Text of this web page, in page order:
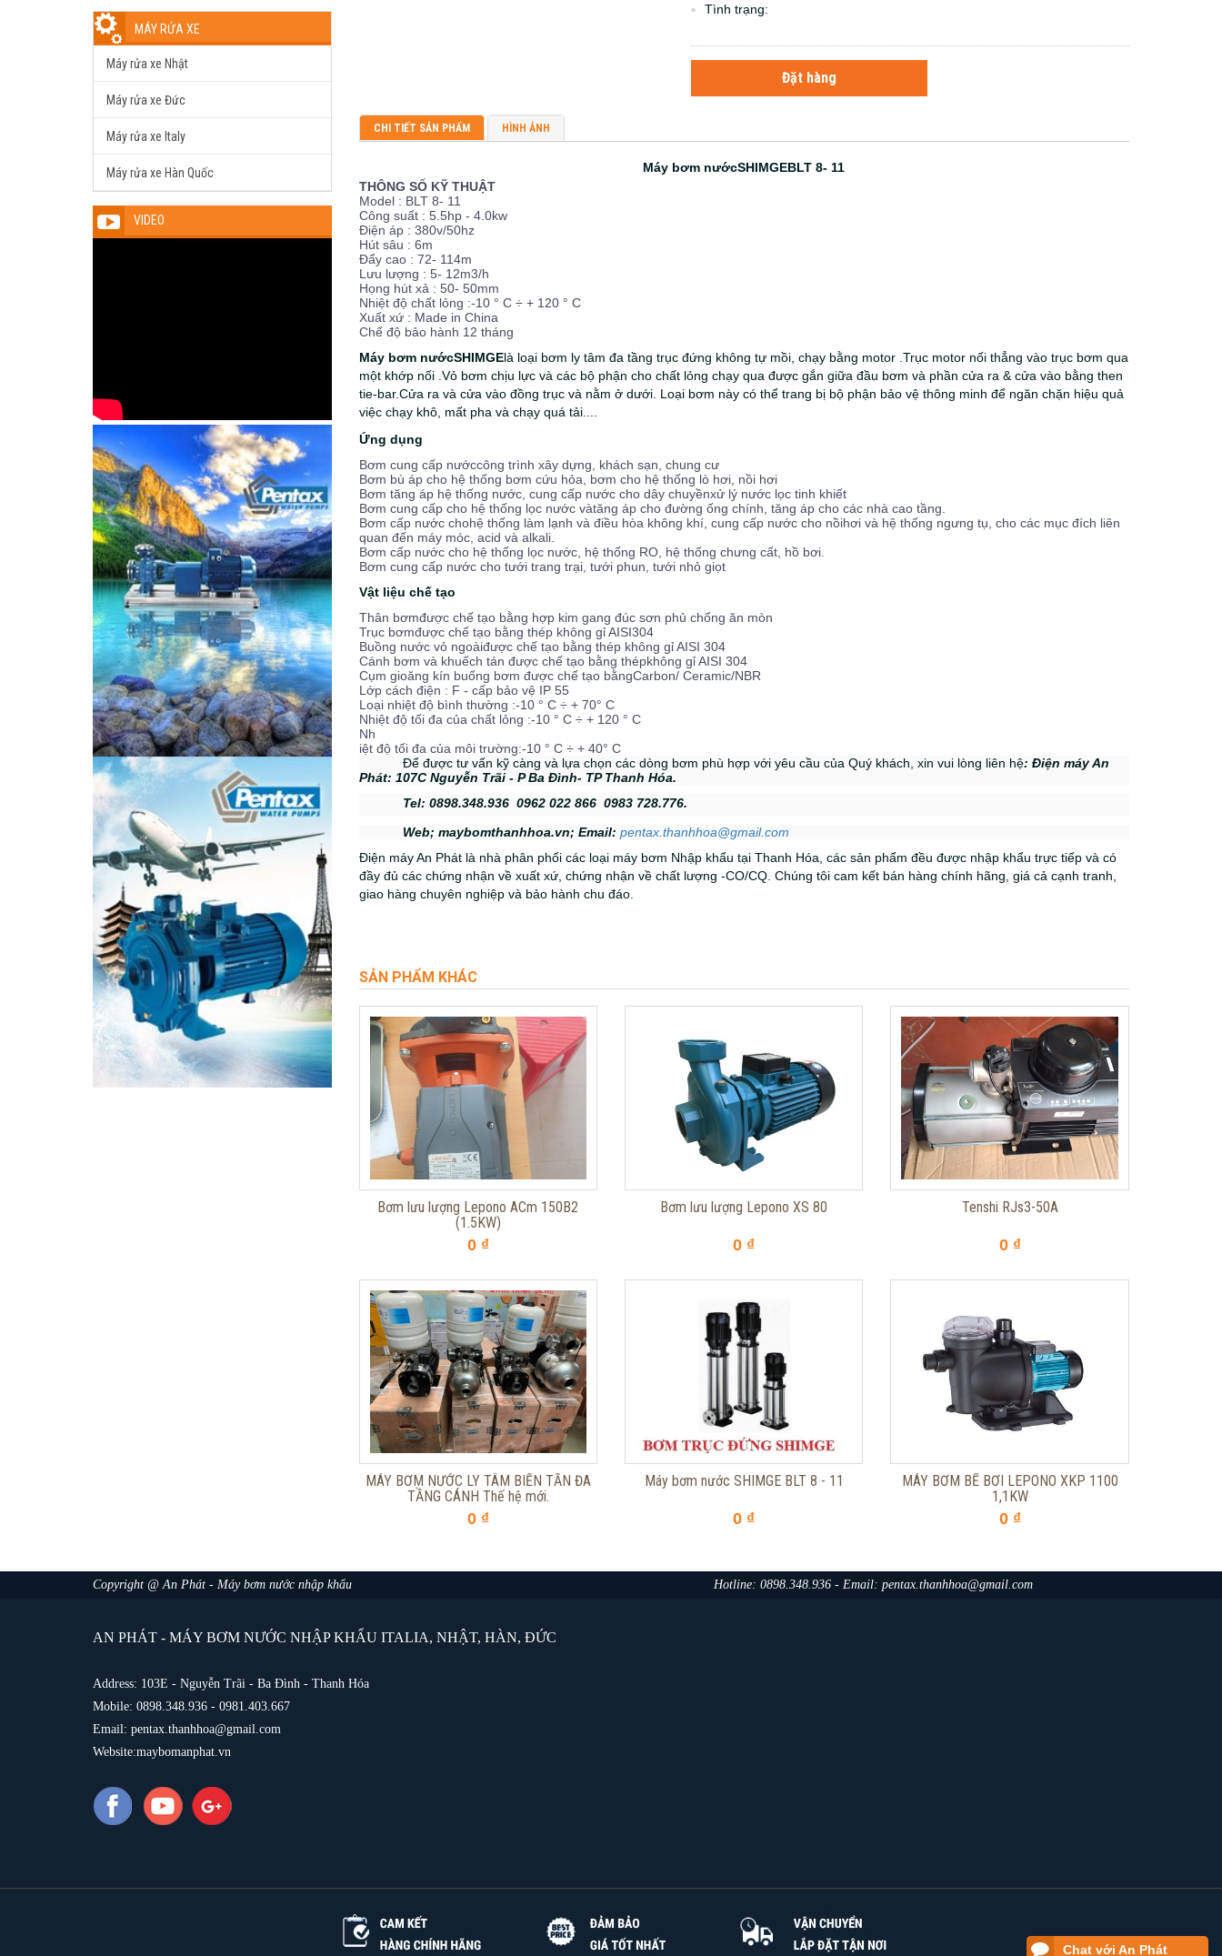
Chat với An Phát
MÁY RỬA XE
Máy rửa xe Nhật
Máy rửa xe Đức
Máy rửa xe Italy
Máy rửa xe Hàn Quốc
VIDEO
Tình trạng:
Đặt hàng
CHI TIẾT SẢN PHẨM HÌNH ẢNH
Máy bơm nướcSHIMGEBLT 8- 11
THÔNG SỐ KỸ THUẬT
Model : BLT 8- 11
Công suất : 5.5hp - 4.0kw
Điện áp : 380v/50hz
Hút sâu : 6m
Đẩy cao : 72- 114m
Lưu lượng : 5- 12m3/h
Họng hút xả : 50- 50mm
Nhiệt độ chất lỏng :-10 ° C ÷ + 120 ° C
Xuất xứ : Made in China
Chế độ bảo hành 12 tháng
Máy bơm nướcSHIMGElà loại bơm ly tâm đa tầng trục đứng không tự mồi, chạy bằng motor .Trục motor nối thẳng vào trục bơm qua
một khớp nối .Vỏ bơm chịu lực và các bộ phận cho chất lỏng chạy qua được gắn giữa đầu bơm và phần cửa ra & cửa vào bằng then
tie-bar.Cửa ra và cửa vào đồng trục và nằm ở dưới. Loại bơm này có thể trang bị bộ phận bảo vệ thông minh để ngăn chặn hiệu quả
việc chạy khô, mất pha và chạy quá tải....
Ứng dụng
Bơm cung cấp nướccông trình xây dựng, khách sạn, chung cư
Bơm bù áp cho hệ thống bơm cứu hỏa, bơm cho hệ thống lò hơi, nồi hơi
Bơm tăng áp hệ thống nước, cung cấp nước cho dây chuyềnxử lý nước lọc tinh khiết
Bơm cung cấp cho hệ thống lọc nước vàtăng áp cho đường ống chính, tăng áp cho các nhà cao tầng.
Bơm cấp nước chohệ thống làm lạnh và điều hòa không khí, cung cấp nước cho nồihơi và hệ thống ngưng tụ, cho các mục đích liên
quan đến máy móc, acid và alkali.
Bơm cấp nước cho hệ thống lọc nước, hệ thống RO, hệ thống chưng cất, hồ bơi.
Bơm cung cấp nước cho tưới trang trại, tưới phun, tưới nhỏ giọt
​Vật liệu chế tạo
Thân bơmđược chế tạo bằng hợp kim gang đúc sơn phủ chống ăn mòn
Trục bơmđược chế tạo bằng thép không gỉ AISI304
Buồng nước vỏ ngoàiđược chế tạo bằng thép không gỉ AISI 304
Cánh bơm và khuếch tán được chế tạo bằng thépkhông gỉ AISI 304
Cụm gioăng kín buống bơm được chế tạo bằngCarbon/ Ceramic/NBR
Lớp cách điện : F - cấp bảo vệ IP 55
Loại nhiệt độ bình thường :-10 ° C ÷ + 70° C
Nhiệt độ tối đa của chất lỏng :-10 ° C ÷ + 120 ° C
Nh
iệt độ tối đa của môi trường:-10 ° C ÷ + 40° C
Để được tư vấn kỹ càng và lựa chọn các dòng bơm phù hợp với yêu cầu của Quý khách, xin vui lòng liên hệ: Điện máy An
Phát: 107C Nguyễn Trãi - P Ba Đình- TP Thanh Hóa.
Tel: 0898.348.936  0962 022 866  0983 728.776.
Web; maybomthanhhoa.vn; Email: pentax.thanhhoa@gmail.com
Điện máy An Phát là nhà phân phối các loại máy bơm Nhập khẩu tại Thanh Hóa, các sản phẩm đều được nhập khẩu trực tiếp và có
đầy đủ các chứng nhận về xuất xứ, chứng nhận về chất lượng -CO/CQ. Chúng tôi cam kết bán hàng chính hãng, giá cả cạnh tranh,
giao hàng chuyên nghiệp và bảo hành chu đáo.
SẢN PHẨM KHÁC
Bơm lưu lượng Lepono ACm 150B2
(1.5KW)
0 ₫
Bơm lưu lượng Lepono XS 80
0 ₫
Tenshi RJs3-50A
0 ₫
MÁY BƠM NƯỚC LY TÂM BIẾN TẦN ĐA
TẦNG CÁNH Thế hệ mới.
0 ₫
Máy bơm nước SHIMGE BLT 8 - 11
0 ₫
MÁY BƠM BỂ BƠI LEPONO XKP 1100
1,1KW
0 ₫
Copyright @ An Phát - Máy bơm nước nhập khẩu Hotline: 0898.348.936 - Email: pentax.thanhhoa@gmail.com
AN PHÁT - MÁY BƠM NƯỚC NHẬP KHẨU ITALIA, NHẬT, HÀN, ĐỨC
Address: 103E - Nguyễn Trãi - Ba Đình - Thanh Hóa
Mobile: 0898.348.936 - 0981.403.667
Email: pentax.thanhhoa@gmail.com
Website:maybomanphat.vn